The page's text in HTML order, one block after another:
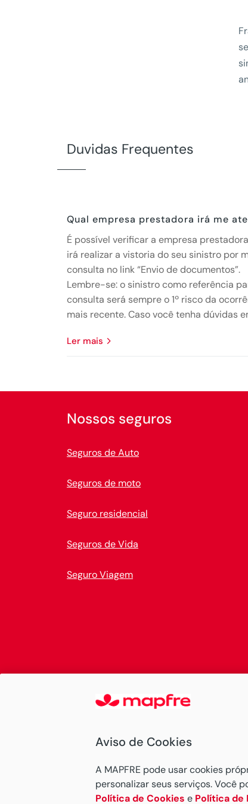
Duvidas Frequentes
Qual empresa prestadora irá me
É possível verificar a empresa
irá realizar a vistoria do seu sinistro por
consulta no link “Envio de documentos”.
Lembre-se: o sinistro como referência
consulta será sempre o 1º risco da
mais recente. Caso você tenha dúvidas
ler mais
Nossos seguros
Seguros de Auto
Seguros de moto
Seguro residencial
Seguros de Vida
Seguro Viagem
Aviso de Cookies
A MAPFRE pode usar cookies
personalizar seus serviços. Você
Política de Cookies e Política de